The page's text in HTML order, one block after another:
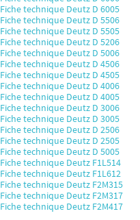
Fiche technique Deutz D 6005
Fiche technique Deutz D 5506
Fiche technique Deutz D 5505
Fiche technique Deutz D 5206
Fiche technique Deutz D 5006
Fiche technique Deutz D 4506
Fiche technique Deutz D 4505
Fiche technique Deutz D 4006
Fiche technique Deutz D 4005
Fiche technique Deutz D 3006
Fiche technique Deutz D 3005
Fiche technique Deutz D 2506
Fiche technique Deutz D 2505
Fiche technique Deutz D 5005
Fiche technique Deutz F1L514
Fiche technique Deutz F1L612
Fiche technique Deutz F2M315
Fiche technique Deutz F2M317
Fiche technique Deutz F2M417